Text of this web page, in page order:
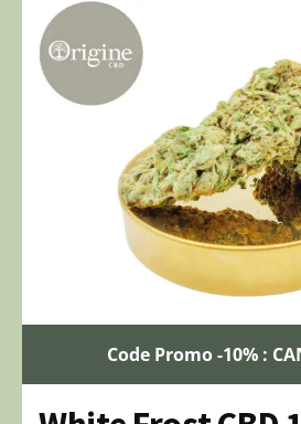
Code Promo -10% :